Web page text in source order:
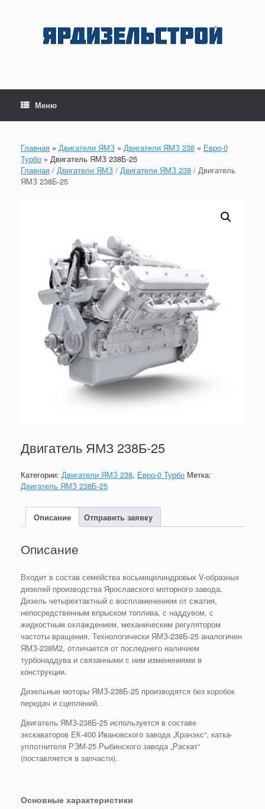
содержанию
Меню
Главная » Двигатели ЯМЗ » Двигатели ЯМЗ 238 » Евро-0
Турбо » Двигатель ЯМЗ 238Б-25
Главная / Двигатели ЯМЗ / Двигатели ЯМЗ 238 / Двигатель
ЯМЗ 238Б-25
Двигатель ЯМЗ 238Б-25
Категории: Двигатели ЯМЗ 238, Евро-0 Турбо Метка:
Двигатель ЯМЗ 238Б-25
Описание Отправить заявку
Описание
Входит в состав семейства восьмицилиндровых V-образных
дизелей производства Ярославского моторного завода.
Дизель четырехтактный с воспламенением от сжатия,
непосредственным впрыском топлива, с наддувом, с
жидкостным охлаждением, механическим регулятором
частоты вращения. Технологически ЯМЗ-238Б-25 аналогичен
ЯМЗ-238М2, отличается от последнего наличием
турбонаддува и связанными с ним изменениями в
конструкции.
Дизельные моторы ЯМЗ-238Б-25 производятся без коробок
передач и сцеплений.
Двигатель ЯМЗ-238Б-25 используется в составе
экскаваторов ЕК-400 Ивановского завода „Кранэкс“, катка-
уплотнителя РЭМ-25 Рыбинского завода „Раскат“
(поставляется в запчасти).
Основные характеристики